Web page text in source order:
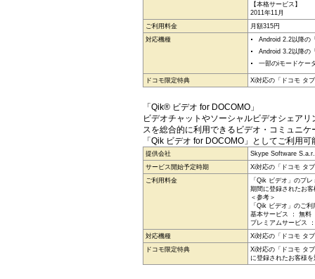
【本格サービス】
2011年11月
ご利用料金
月額315円
対応機種
Android 2.2以降の
Android 3.2以降の
一部のiモードケー
ドコモ限定特典 Xi対応の「ドコモ タ
「Qik® ビデオ for DOCOMO」
ビデオチャットやソーシャルビデオシェア
スを総合的に利用できるビデオ・コミュニ
「Qik ビデオ for DOCOMO」としてご利用可
提供会社
Skype Software
サービス開始予定時期
Xi対応の「ドコモ タ
ご利用料金
「Qik ビデオ」のプ
期間に登録されたお
＜参考＞
「Qik ビデオ」のご利
基本サービス ： 無料
プレミアムサービス
対応機種
Xi対応の「ドコモ タ
ドコモ限定特典
Xi対応の「ドコモ タ
に登録されたお客様